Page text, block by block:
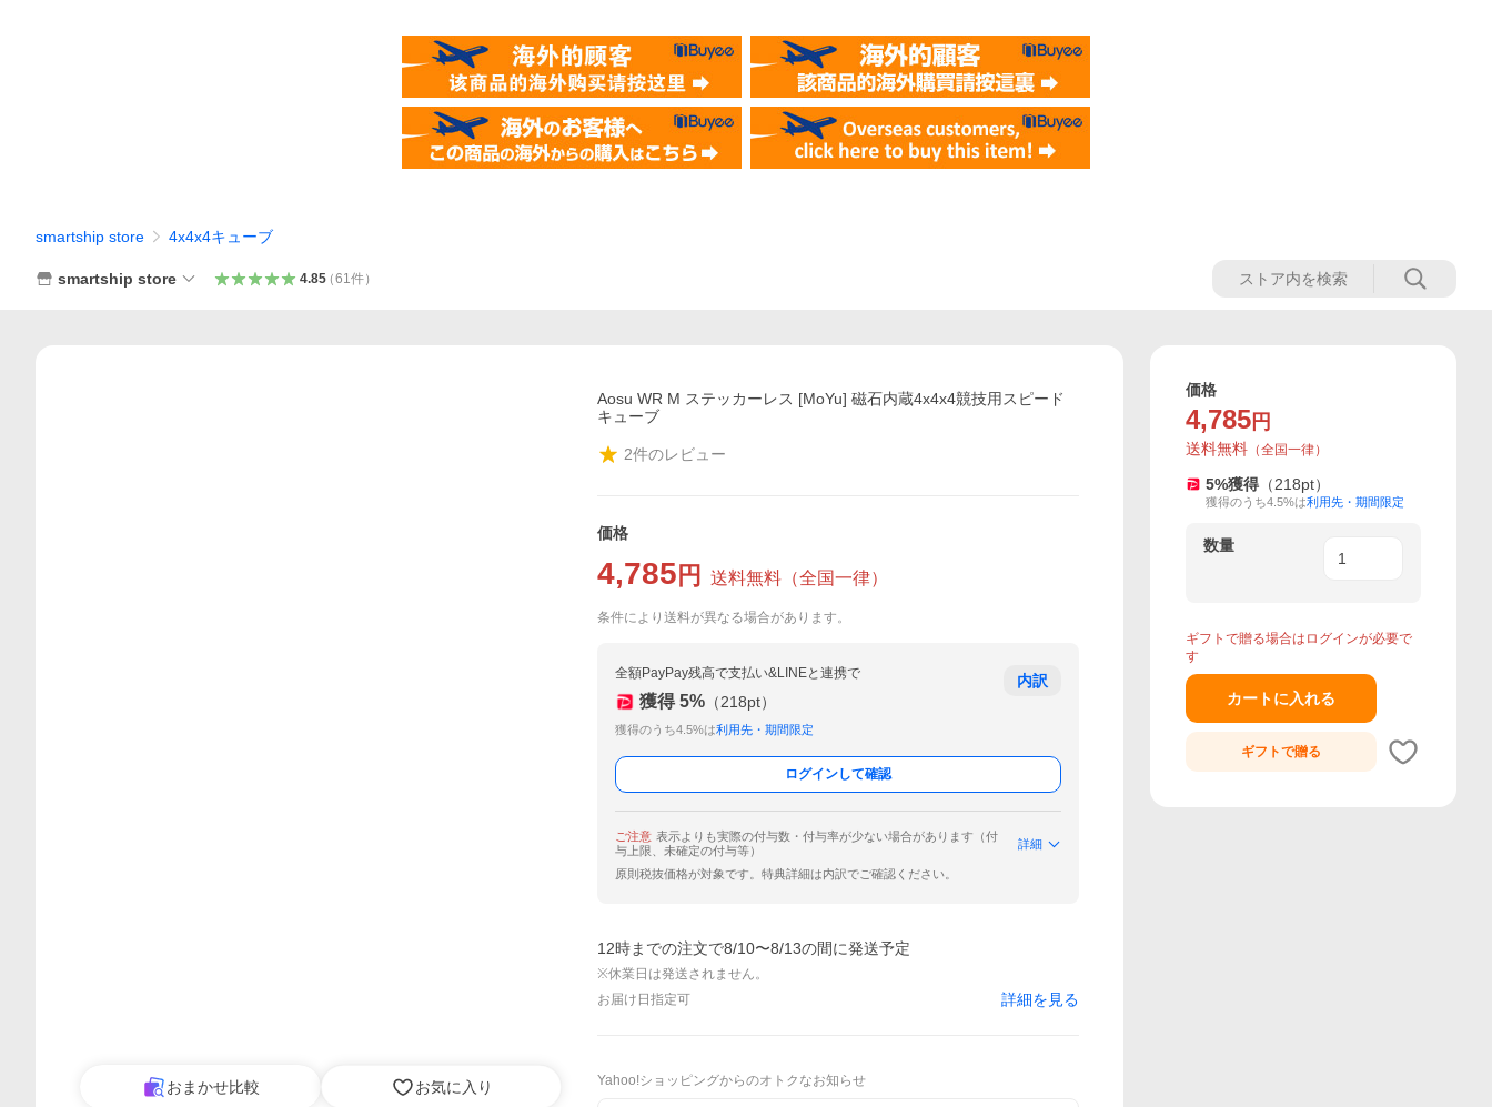
smartship store 4x4x4キューブ
smartship store 4.85（61件）
おまかせ比較 お気に入り
Aosu WR M ステッカーレス [MoYu] 磁石内蔵4x4x4競技用スピード
キューブ
2件のレビュー
価格
4,785 円 送料無料 （全国一律）
条件により送料が異なる場合があります。
全額PayPay残高で支払い&LINEと連携で
獲得 5% （218pt）
獲得のうち4.5%は利用先・期間限定
内訳
ログインして確認
ご注意 表示よりも実際の付与数・付与率が少ない場合があります（付
与上限、未確定の付与等）
詳細
原則税抜価格が対象です。特典詳細は内訳でご確認ください。
12時までの注文で8/10〜8/13の間に発送予定
※休業日は発送されません。
お届け日指定可
詳細を見る
Yahoo!ショッピングからのオトクなお知らせ
価格
4,785 円
送料無料 （全国一律）
5%獲得 （218pt）
獲得のうち4.5%は利用先・期間限定
数量
ギフトで贈る場合はログインが必要で
す
カートに入れる
ギフトで贈る